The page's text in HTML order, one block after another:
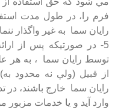
فرم را، در طول مدت
رایان سما به غير واگذار
5- در صورتيكه پس از
توسط رایان سما
، به هر
از قبيل (ولي نه محدود
رایان سما خارج باشند، در
وارد آيد و يا خدمات مزبور